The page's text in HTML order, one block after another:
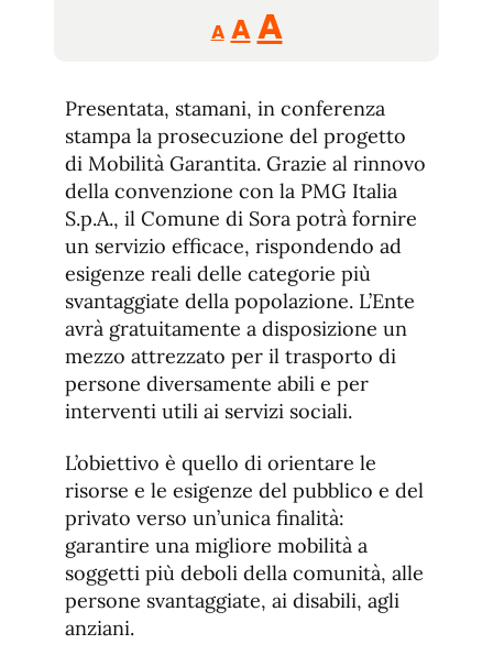
A
Reducir
tamaño
A Restablecer
de
fuente
AAumentar
de
fuente.
Presentata, stamani, in conferenza
stampa la prosecuzione del progetto
di Mobilità Garantita. Grazie al rinnovo
della convenzione con la PMG Italia
S.p.A., il Comune di Sora potrà fornire
un servizio efficace, rispondendo ad
esigenze reali delle categorie più
svantaggiate della popolazione. L’Ente
avrà gratuitamente a disposizione un
mezzo attrezzato per il trasporto di
persone diversamente abili e per
interventi utili ai servizi sociali.
L’obiettivo è quello di orientare le
risorse e le esigenze del pubblico e del
privato verso un’unica finalità:
garantire una migliore mobilità a
soggetti più deboli della comunità, alle
persone svantaggiate, ai disabili, agli
anziani.